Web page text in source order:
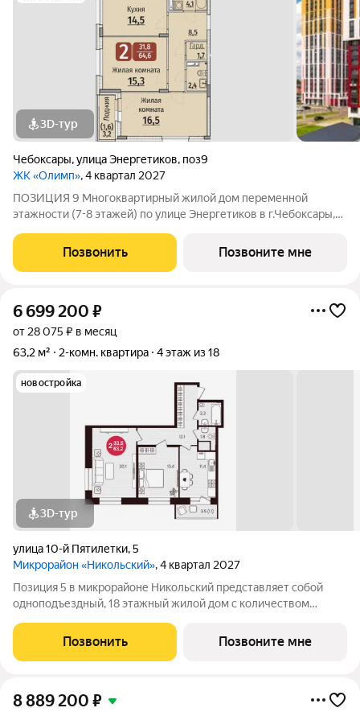
3D-тур
Чебоксары,улица Энергетиков, поз9
ЖК «Олимп», 4 квартал 2027
ПОЗИЦИЯ 9 Многоквартирный жилой дом переменной
этажности (7-8 этажей) по улице Энергетиков в г.Чебоксары,
проекте дома отображены и учтены современные
строительные тенденции: Дом монолитно-каркасный с
Позвонить Позвоните мне
6 699 200 ₽
от 28 075 ₽ в месяц
63,2 м²
2-комн. квартира 4 этаж из 18
новостройка
3D-тур
улица 10-й Пятилетки,5
Микрорайон «Никольский», 4 квартал 2027
Позиция 5 в микрорайоне Никольский представляет собой
одноподъездный, 18 этажный жилой дом с количеством
тщательно продуманные планировки квартир - от 1-комнатных
до 3-комнатных, а также
Позвонить Позвоните мне
8 889 200 ₽